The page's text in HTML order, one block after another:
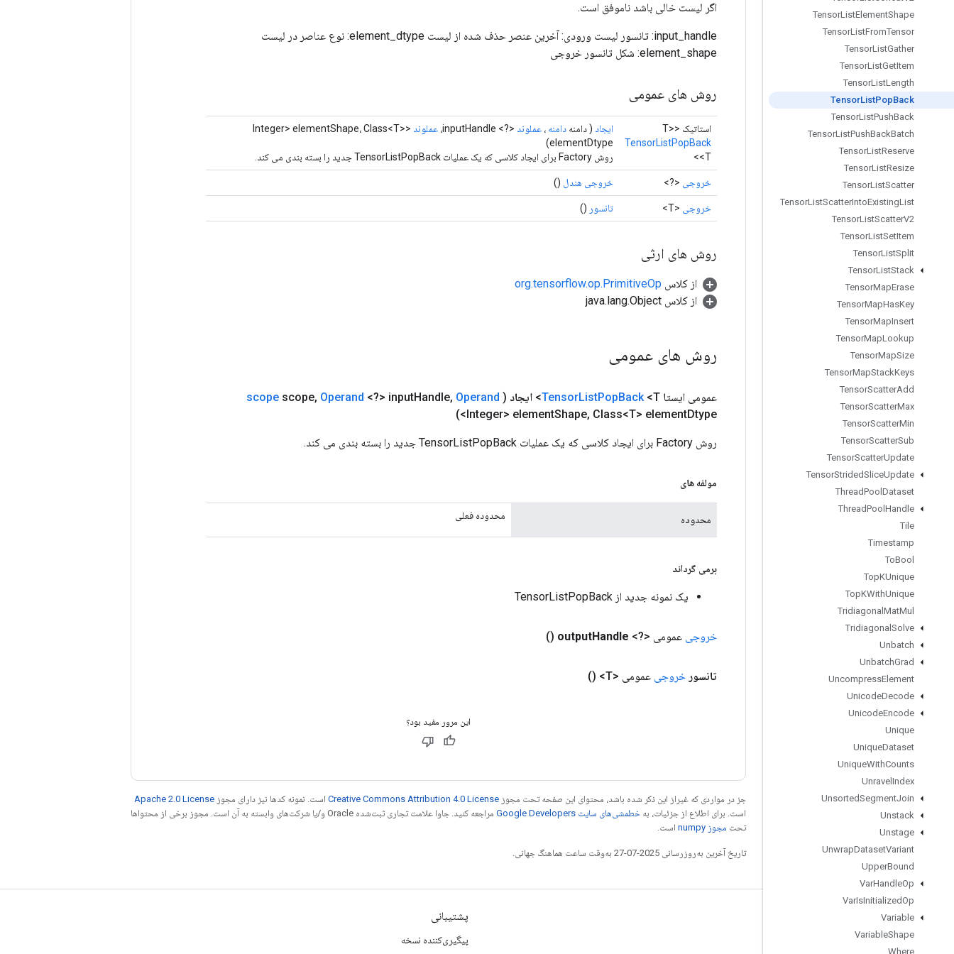
TensorListElementShape
TensorListFromTensor
TensorListGather
TensorListGetItem
TensorListLength
TensorListPopBack
TensorListPushBack
TensorListPushBackBatch
TensorListReserve
TensorListResize
TensorListScatter
TensorListScatterIntoExistingList
TensorListScatterV2
TensorListSetItem
TensorListSplit
TensorListStack
TensorMapErase
TensorMapHasKey
TensorMapInsert
TensorMapLookup
TensorMapSize
TensorMapStackKeys
TensorScatterAdd
TensorScatterMax
TensorScatterMin
TensorScatterSub
TensorScatterUpdate
TensorStridedSliceUpdate
ThreadPool Dataset
ThreadPool Handle
Tile
Timestamp
ToBool
TopKUnique
TopKWithUnique
Tridiagonal MatMul
Tridiagonal Solve
Unbatch
UnbatchGrad
UncompressElement
UnicodeDecode
UnicodeEncode
Unique
UniqueDataset
UniqueWithCounts
Unravel Index
UnsortedSegmentJoin
Unstack
Unstage
UnwrapDatasetVariant
UpperBound
VarHandleOp
VarIsInitializedOp
Variable
VariableShape
Where
اگر لیست خالی باشد ناموفق است.
input_handle: تانسور لیست ورودی: آخرین عنصر حذف شده از لیست element_dtype: نوع عناصر در لیست
element_shape: شکل تانسور خروجی
روش های عمومی
استاتیک <T>
TensorListPopBack
<T>
ایجاد ( دامنه دامنه ، عملوند <?> inputHandle، عملوند
<Integer> elementShape، Class<T>
elementDtype)
روش Factory برای ایجاد کلاسی که یک عملیات TensorListPopBack جدید را بسته بندی می کند.
خروجی <?> خروجی هندل ()
خروجی <T> تانسور ()
روش های ارثی
از کلاس org.tensorflow.op.PrimitiveOp
از کلاس java.lang.Object
روش های عمومی
عمومی ایستا TensorListPopBack<T> ایجاد (
scope scope, Operand <?> inputHandle, Operand
<Integer> elementShape, Class<T> elementDtype)
روش Factory برای ایجاد کلاسی که یک عملیات TensorListPopBack جدید را بسته بندی می کند.
مولفه های
محدوده محدوده فعلی
برمی گرداند
یک نمونه جدید از TensorListPopBack
خروجی عمومی <?> outputHandle
()
تانسور خروجی عمومی <T> ()
این مرور مفید بود؟
جز در مواردی که غیراز این ذکر شده باشد، محتوای این صفحه تحت مجوز Creative Commons Attribution 4.0 License است. نمونه کدها نیز دارای مجوز Apache 2.0 License
است. برای اطلاع از جزئیات، به خطمشی‌های سایت Google Developers‏
مراجعه کنید. جاوا علامت تجاری ثبت‌شده Oracle و/یا شرکت‌های وابسته به آن است. مجوز برخی از محتواها
تحت مجوز numpy‏ است.
تاریخ آخرین به‌روزرسانی 2025-07-27 به‌وقت ساعت هماهنگ جهانی.
مرتبط بمانید پشتیبانی
پیگیری‌کننده نسخه